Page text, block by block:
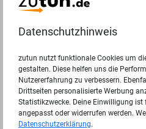
Datenschutzhinweis
zutun nutzt funktionale Cookies um
gestalten. Diese helfen uns die
Nutzererfahrung zu verbessern.
Drittseiten personalisierte Werbung
Statistikzwecke. Deine Einwilligung
angepasst oder widerrufen werden.
Datenschutzerklärung.